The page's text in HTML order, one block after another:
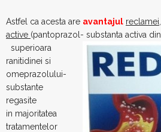
Astfel ca acesta are avantajul reclamei
active (pantoprazol- substanta activa din
superioara
ranitidinei si
omeprazolului-
substante
regasite
in majoritatea
tratamentelor